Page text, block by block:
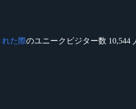
た際のユニークビジター数 10,544